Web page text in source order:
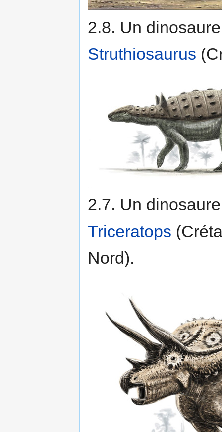
2.8. Un
Struthiosaurus
2.7. Un
Triceratops
Nord).